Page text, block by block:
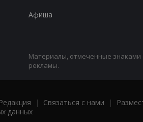
Афиша
Материалы, отмеченные знаками
рекламы.
Редакция | Связаться с нами |
данных